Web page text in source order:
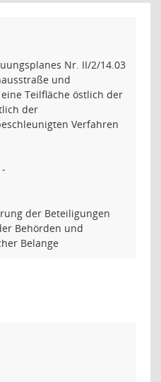
Nr. II/2/14.03
und
Teilfläche östlich der
der
Verfahren
der Beteiligungen
Behörden und
Belange